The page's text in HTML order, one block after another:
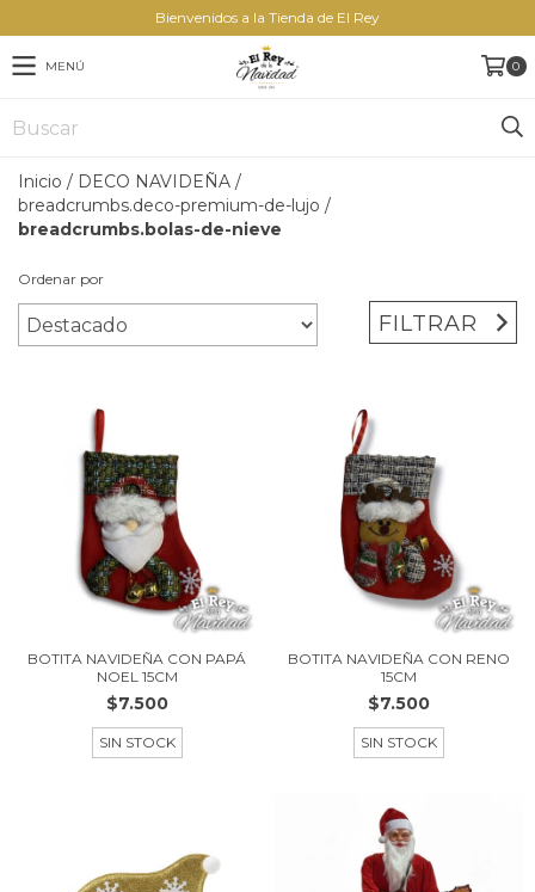
Bienvenidos a la Tienda de El Rey
MENÚ 0
Inicio / DECO NAVIDEÑA /
breadcrumbs.deco-premium-de-lujo /
breadcrumbs.bolas-de-nieve
Ordenar por
FILTRAR
BOTITA NAVIDEÑA CON PAPÁ
NOEL 15CM
$7.500
SIN STOCK
BOTITA NAVIDEÑA CON RENO
15CM
$7.500
SIN STOCK